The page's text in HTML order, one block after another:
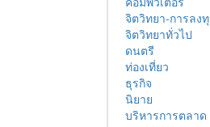
จิตวิทยา-การลง
จิตวิทยาทั่วไป
ดนตรี
ท่องเที่ยว
ธุรกิจ
นิยาย
บริหารการตลาด